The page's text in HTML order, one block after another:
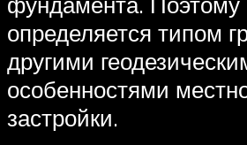
определяется типом
другими
особенностями
застройки.